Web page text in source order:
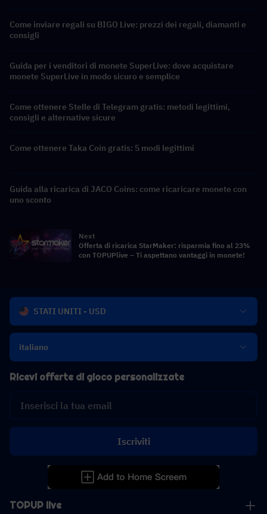
Come inviare regali su BIGO Live: prezzi dei regali, diamanti e
consigli
Guida per i venditori di monete SuperLive: dove acquistare
monete SuperLive in modo sicuro e semplice
Come ottenere Stelle di Telegram gratis: metodi legittimi,
consigli e alternative sicure
Come ottenere Taka Coin gratis: 5 modi legittimi
Guida alla ricarica di JACO Coins: come ricaricare monete con
uno sconto
Next
Offerta di ricarica StarMaker: risparmia fino al 23%
con TOPUPlive – Ti aspettano vantaggi in monete!
STATI UNITI - USD
italiano
TOPUP live
Ricevi offerte di gioco personalizzate
Iscriviti